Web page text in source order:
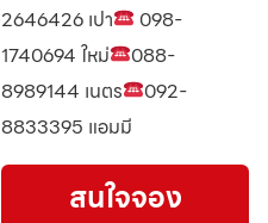
2646426 เปา
098-
1740694 ใหม่
088-
8989144 เนตร
092-
8833395 แอมมี
สนใจจอง